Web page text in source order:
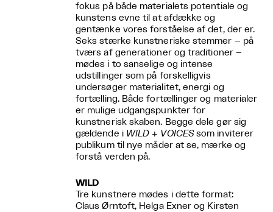
fokus på både materialets potentiale og
kunstens evne til at afdække og
gentænke vores forståelse af det, der er.
Seks stærke kunstneriske stemmer – på
tværs af generationer og traditioner –
mødes i to sanselige og intense
udstillinger som på forskelligvis
undersøger materialitet, energi og
fortælling. Både fortællinger og materialer
er mulige udgangspunkter for
kunstnerisk skaben. Begge dele gør sig
gældende i WILD + VOICESsom inviterer
publikum til nye måder at se, mærke og
forstå verden på.
WILD
Tre kunstnere mødes i dette format:
Claus Ørntoft, Helga Exner og Kirsten